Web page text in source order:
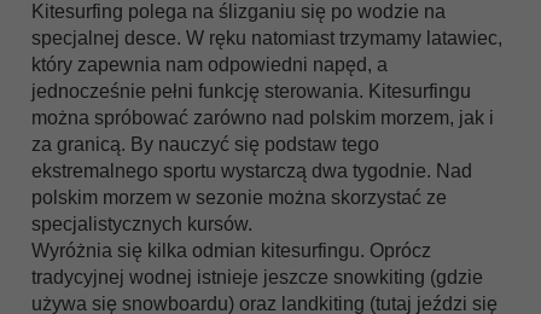
Kitesurfing polega na ślizganiu się po wodzie na
specjalnej desce. W ręku natomiast trzymamy latawiec,
który zapewnia nam odpowiedni napęd, a
jednocześnie pełni funkcję sterowania. Kitesurfingu
można spróbować zarówno nad polskim morzem, jak i
za granicą. By nauczyć się podstaw tego
ekstremalnego sportu wystarczą dwa tygodnie. Nad
polskim morzem w sezonie można skorzystać ze
specjalistycznych kursów.
Wyróżnia się kilka odmian kitesurfingu. Oprócz
tradycyjnej wodnej istnieje jeszcze snowkiting (gdzie
używa się snowboardu) oraz landkiting (tutaj jeździ się